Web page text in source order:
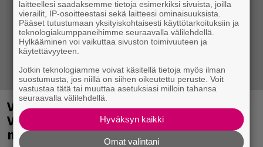
Valtava Yle 100 vuotta -tapahtuma
Veikkaus Arenalla syyskuussa – muista
myös metalliklassikot-konsertti
laitteellesi saadaksemme tietoja esimerkiksi sivuista, joilla
vierailit, IP-osoitteestasi sekä laitteesi ominaisuuksista.
Pääset tutustumaan yksityiskohtaisesti käyttötarkoituksiin ja
teknologiakumppaneihimme seuraavalla välilehdellä.
Hylkääminen voi vaikuttaa sivuston toimivuuteen ja
käytettävyyteen.
Jotkin teknologiamme voivat käsitellä tietoja myös ilman
suostumusta, jos niillä on siihen oikeutettu peruste. Voit
vastustaa tätä tai muuttaa asetuksiasi milloin tahansa
seuraavalla välilehdellä.
Hyväksyn kaikki
Omat valintani